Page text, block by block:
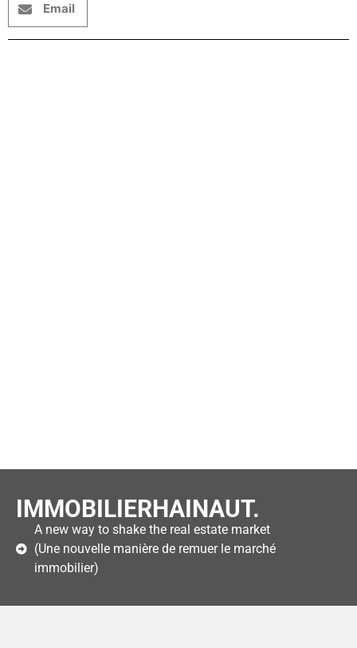
Email
IMMOBILIERHAINAUT.
A new way to shake the real estate market
(Une nouvelle manière de remuer le marché
immobilier)